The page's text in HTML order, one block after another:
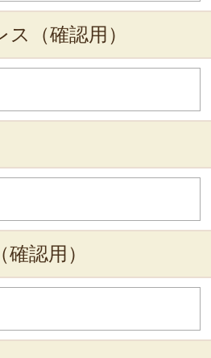
（確認用）
認用）